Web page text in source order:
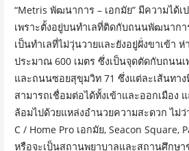
“Metris พัฒนาการ – เอกมัย” มีความได้
เพราะตั้งอยู่บนทำเลที่ติดกับถนนพัฒนาก
เป็นทำเลที่ไม่วุ่นวายและยังอยู่ฝั่งขาเข้า
ประมาณ 600 เมตร ซึ่งเป็นจุดตัดกับถนน
และถนนซอยสุขุมวิท 71 ซึ่งแต่ละเส้นทา
สามารถเชื่อมต่อได้ทั้งเข้าและออกเมือง
ล้อมไปด้วยแหล่งอำนวยความสะดวก ไม่
C / Home Pro เอกมัย, Seacon Square,
หรือจะเป็นสถานพยาบาลและสถานศึกษ